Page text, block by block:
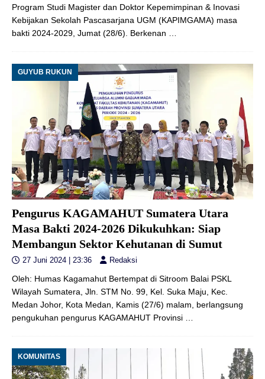
Program Studi Magister dan Doktor Kepemimpinan & Inovasi
Kebijakan Sekolah Pascasarjana UGM (KAPIMGAMA) masa
bakti 2024-2029, Jumat (28/6). Berkenan …
GUYUB RUKUN
Pengurus KAGAMAHUT Sumatera Utara
Masa Bakti 2024-2026 Dikukuhkan: Siap
Membangun Sektor Kehutanan di Sumut
27 Juni 2024 | 23:36 Redaksi
Oleh: Humas Kagamahut Bertempat di Sitroom Balai PSKL
Wilayah Sumatera, Jln. STM No. 99, Kel. Suka Maju, Kec.
Medan Johor, Kota Medan, Kamis (27/6) malam, berlangsung
pengukuhan pengurus KAGAMAHUT Provinsi
KOMUNITAS